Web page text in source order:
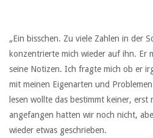
„Ein bisschen. Zu viele Zahlen in der
konzentrierte mich wieder auf ihn. Er
seine Notizen. Ich fragte mich ob er
mit meinen Eigenarten und
lesen wollte das bestimmt keiner, erst
angefangen hatten wir noch nicht,
wieder etwas geschrieben.